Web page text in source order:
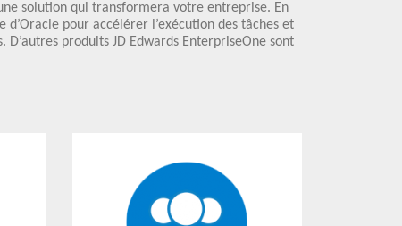
solution qui transformera votre entreprise. En
d’Oracle pour accélérer l’exécution des tâches et
produits JD Edwards EnterpriseOne sont